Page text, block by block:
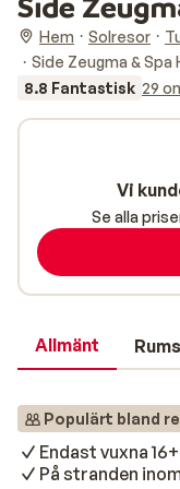
Hem Solresor
Side Zeugma & Spa
8.8 Fantastisk 29
Allmänt
Populärt bland
Endast vuxna 16+
På stranden
Vi
Se alla